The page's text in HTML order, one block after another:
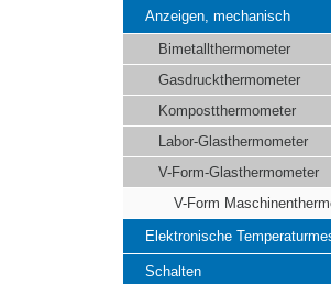
Anzeigen, mechanisch
Bimetallthermometer
Gasdruckthermometer
Kompostthermometer
Labor-Glasthermometer
V-Form-Glasthermometer
V-Form
Elektronische
Schalten